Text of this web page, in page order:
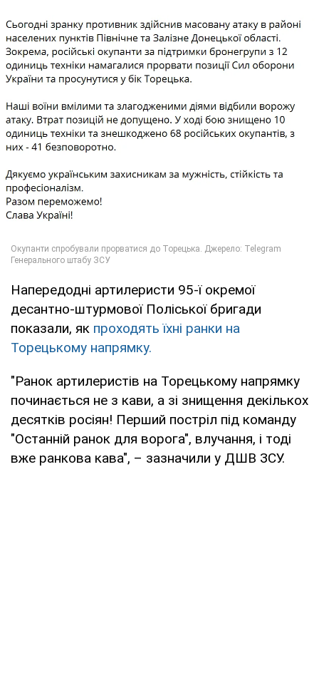
Напередодні артилеристи 95-ї окремої
десантно-штурмової Поліської бригади
показали, як проходять їхні ранки на
Торецькому напрямку.
"Ранок артилеристів на Торецькому напрямку
починається не з кави, а зі знищення декількох
десятків росіян! Перший постріл під команду
"Останній ранок для ворога", влучання, і тоді
вже ранкова кава", – зазначили у ДШВ ЗСУ.